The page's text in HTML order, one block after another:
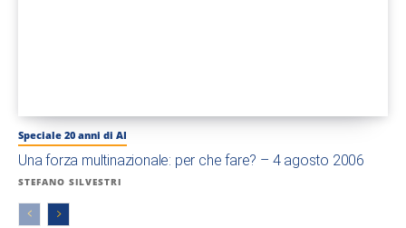
Speciale 20 anni di AI
Una forza multinazionale: per che fare? – 4 agosto 2006
STEFANO SILVESTRI